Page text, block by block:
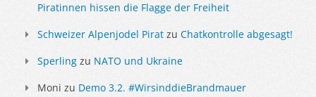
Piratinnen hissen die Flagge der Freiheit
Schweizer Alpenjodel Pirat zu Chatkontrolle abgesagt!
Sperling zu NATO und Ukraine
Moni zu Demo 3.2. #WirsinddieBrandmauer